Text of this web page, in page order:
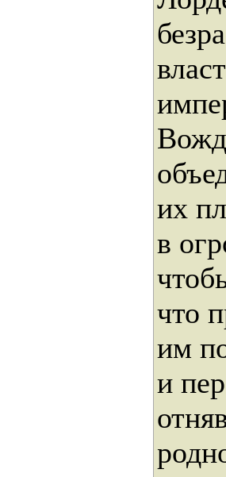
их
в
что
им
и